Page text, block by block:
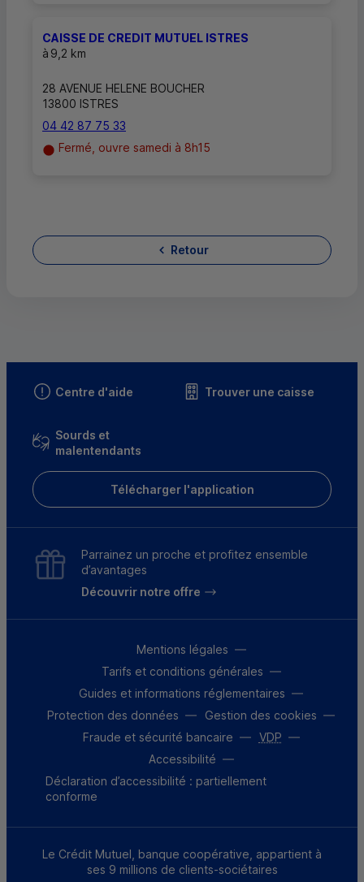
CAISSE DE CREDIT MUTUEL ISTRES
à 9,2 km
28 AVENUE HELENE BOUCHER
13800 ISTRES
04 42 87 75 33
Fermé, ouvre samedi à 8h15
Retour
Centre d'aide Trouver une caisse
Sourds et
malentendants
Télécharger l'application
Parrainez un proche et profitez ensemble
d’avantages
Découvrir notre offre
Mentions légales
Tarifs et conditions générales
Guides et informations réglementaires
Protection des données
Gestion des cookies
Fraude et sécurité bancaire
VDP
Accessibilité
Déclaration d’accessibilité : partiellement
conforme
Le Crédit Mutuel, banque coopérative, appartient à
ses 9 millions de clients-sociétaires